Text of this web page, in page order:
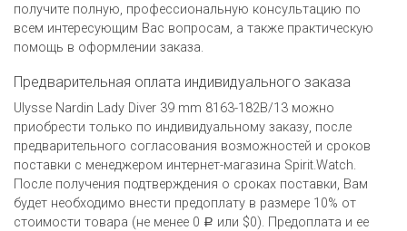
получите полную, профессиональную консультацию по
всем интересующим Вас вопросам, а также практическую
помощь в оформлении заказа.
Предварительная оплата индивидуального заказа
Ulysse Nardin Lady Diver 39 mm 8163-182B/13 можно
приобрести только по индивидуальному заказу, после
предварительного согласования возможностей и сроков
поставки с менеджером интернет-магазина Spirit.Watch.
После получения подтверждения о сроках поставки, Вам
будет необходимо внести предоплату в размере 10% от
стоимости товара (не менее 0 Р или $0). Предоплата и ее